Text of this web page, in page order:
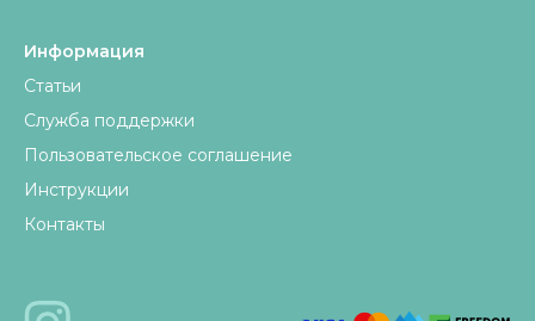
Информация
Статьи
Служба поддержки
Пользовательское соглашение
Инструкции
Контакты